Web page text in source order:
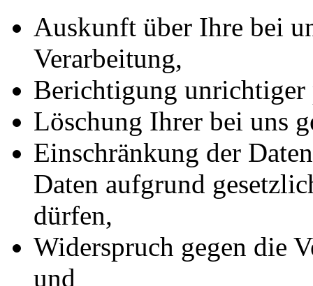
Auskunft über Ihre bei
Verarbeitung,
Berichtigung unrichtiger
Löschung Ihrer bei uns
Einschränkung der
Daten aufgrund
dürfen,
Widerspruch gegen die
und